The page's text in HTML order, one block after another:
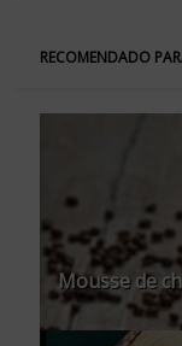
RECOMENDADO
Mousse de